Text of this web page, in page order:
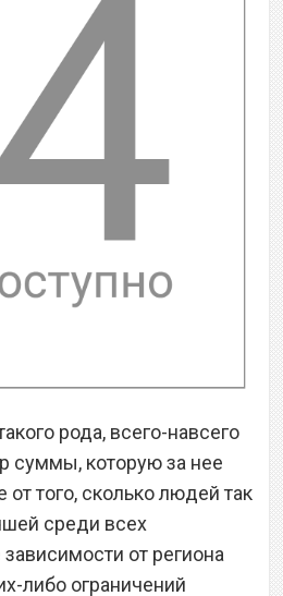
рода, всего-навсего
суммы, которую за нее
того, сколько людей так
среди всех
от региона
либо ограничений